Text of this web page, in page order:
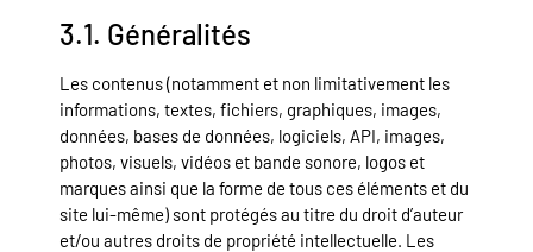
3.1. Généralités
Les contenus (notamment et non limitativement les
informations, textes, fichiers, graphiques, images,
données, bases de données, logiciels, API, images,
photos, visuels, vidéos et bande sonore, logos et
marques ainsi que la forme de tous ces éléments et du
site lui-même) sont protégés au titre du droit d’auteur
et/ou autres droits de propriété intellectuelle. Les